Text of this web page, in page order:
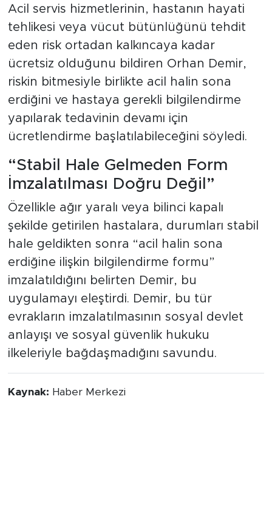
Acil servis hizmetlerinin, hastanın hayati
tehlikesi veya vücut bütünlüğünü tehdit
eden risk ortadan kalkıncaya kadar
ücretsiz olduğunu bildiren Orhan Demir,
riskin bitmesiyle birlikte acil halin sona
erdiğini ve hastaya gerekli bilgilendirme
yapılarak tedavinin devamı için
ücretlendirme başlatılabileceğini söyledi.
“Stabil Hale Gelmeden Form
İmzalatılması Doğru Değil”
Özellikle ağır yaralı veya bilinci kapalı
şekilde getirilen hastalara, durumları stabil
hale geldikten sonra “acil halin sona
erdiğine ilişkin bilgilendirme formu”
imzalatıldığını belirten Demir, bu
uygulamayı eleştirdi. Demir, bu tür
evrakların imzalatılmasının sosyal devlet
anlayışı ve sosyal güvenlik hukuku
ilkeleriyle bağdaşmadığını savundu.
Kaynak: Haber Merkezi